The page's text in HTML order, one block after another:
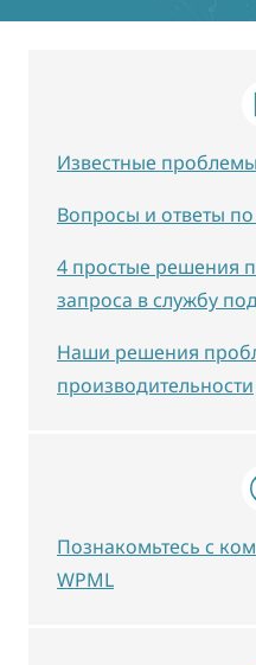
Известные
Вопросы и ответы
4 простые решения
запроса в службу
Наши решения
производительности
Познакомьтесь с
WPML